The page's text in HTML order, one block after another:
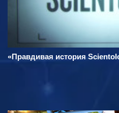
«Правдивая история